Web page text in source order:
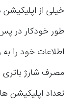
خیلی از
طور خودکار در
اطلاعات خود را
مصرف شارژ
تعداد اپلیکیشن